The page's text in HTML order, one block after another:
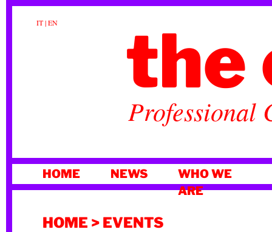
IT|EN the
Professional
TO
HOME NEWS
WHO WE
ARE
HOME > EVENTS